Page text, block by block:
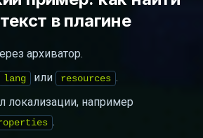
в плагине
архиватор.
lang или resources .
локализации, например
.